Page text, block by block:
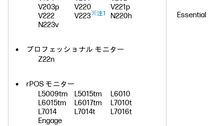
V203p
V220
V221p
V222
V223※注1
N220h
N223v
プロフェッショナル モニター
Z22n
rPOS モニター
L5009tm
L5015tm
L6010
L6015tm
L6017tm
L7010t
L7014
L7014t
L7016t
Engage
Essential